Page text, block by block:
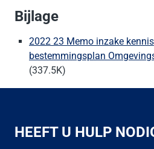
Bijlage
2022 23 Memo inzake
bestemmingsplan
(337.5K)
HEEFT U HULP